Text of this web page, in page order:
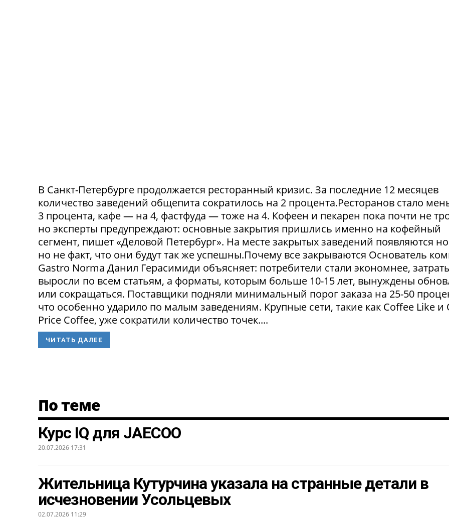
В Санкт-Петербурге продолжается ресторанный кризис. За последние 12 месяцев
количество заведений общепита сократилось на 2 процента.Ресторанов стало
3 процента, кафе — на 4, фастфуда — тоже на 4. Кофеен и пекарен пока почти не
но эксперты предупреждают: основные закрытия пришлись именно на кофейный
сегмент, пишет «Деловой Петербург». На месте закрытых заведений появляются
но не факт, что они будут так же успешны.Почему все закрываются Основатель
Gastro Norma Данил Герасимиди объясняет: потребители стали экономнее,
выросли по всем статьям, а форматы, которым больше 10-15 лет, вынуждены
или сокращаться. Поставщики подняли минимальный порог заказа на 25-50
что особенно ударило по малым заведениям. Крупные сети, такие как Coffee Like и
Price Coffee, уже сократили количество точек....
ЧИТАТЬ ДАЛЕЕ
По теме
Курс IQ для JAECOO
20.07.2026 17:31
Жительница Кутурчина указала на странные детали в
исчезновении Усольцевых
02.07.2026 11:29